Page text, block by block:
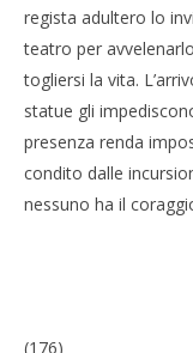
regista adultero lo
teatro per
togliersi la vita.
statue gli
presenza renda
condito dalle
nessuno ha il
(176)